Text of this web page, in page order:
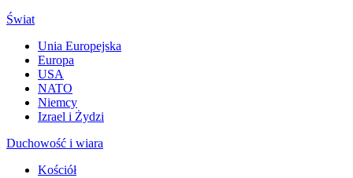
Świat
Unia Europejska
Europa
USA
NATO
Niemcy
Izrael i Żydzi
Duchowość i wiara
Kościół